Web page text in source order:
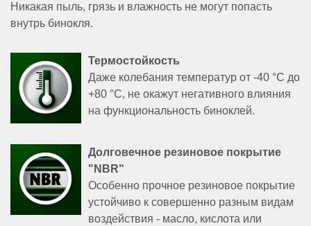
Никакая пыль, грязь и влажность не могут попасть
внутрь бинокля.
Термостойкость
Даже колебания температур от -40 °С до
+80 °С, не окажут негативного влияния
на функциональность биноклей.
Долговечное резиновое покрытие
"NBR"
Особенно прочное резиновое покрытие
устойчиво к совершенно разным видам
воздействия - масло, кислота или